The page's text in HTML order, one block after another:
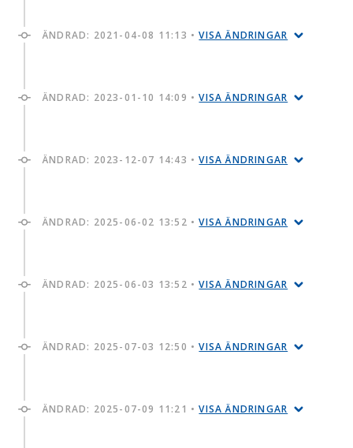
ÄNDRAD: 2021-04-08 11:13 •VISA ÄNDRINGAR
ÄNDRAD: 2023-01-10 14:09 •VISA ÄNDRINGAR
ÄNDRAD: 2023-12-07 14:43 •VISA ÄNDRINGAR
ÄNDRAD: 2025-06-02 13:52 •VISA ÄNDRINGAR
ÄNDRAD: 2025-06-03 13:52 •VISA ÄNDRINGAR
ÄNDRAD: 2025-07-03 12:50 •VISA ÄNDRINGAR
ÄNDRAD: 2025-07-09 11:21 •VISA ÄNDRINGAR